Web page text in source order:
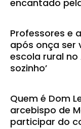
encantado
Professores e
após onça ser
escola rural no
sozinho’
Quem é Dom
arcebispo de
participar do